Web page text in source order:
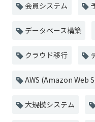
会員システム
データベース構築
クラウド移行
AWS (Amazon Web
大規模システム